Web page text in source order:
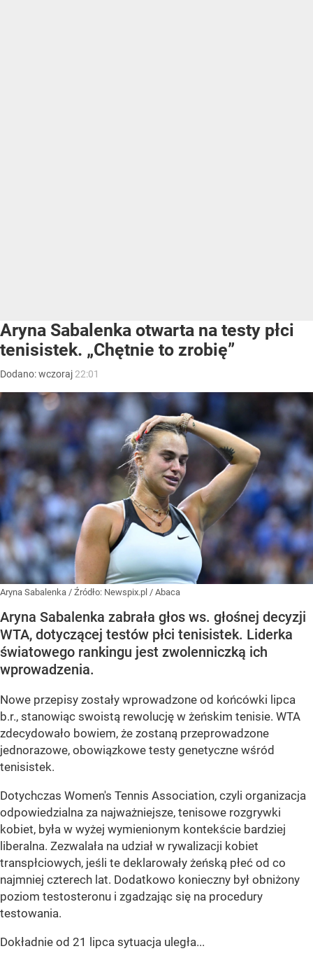
Aryna Sabalenka otwarta na testy płci
tenisistek. „Chętnie to zrobię”
Dodano:wczoraj 22:01
Aryna Sabalenka / Źródło: Newspix.pl / Abaca
Aryna Sabalenka zabrała głos ws. głośnej decyzji
WTA, dotyczącej testów płci tenisistek. Liderka
światowego rankingu jest zwolenniczką ich
wprowadzenia.
Nowe przepisy zostały wprowadzone od końcówki lipca
b.r., stanowiąc swoistą rewolucję w żeńskim tenisie. WTA
zdecydowało bowiem, że zostaną przeprowadzone
jednorazowe, obowiązkowe testy genetyczne wśród
tenisistek.
Dotychczas Women's Tennis Association, czyli organizacja
odpowiedzialna za najważniejsze, tenisowe rozgrywki
kobiet, była w wyżej wymienionym kontekście bardziej
liberalna. Zezwalała na udział w rywalizacji kobiet
transpłciowych, jeśli te deklarowały żeńską płeć od co
najmniej czterech lat. Dodatkowo konieczny był obniżony
poziom testosteronu i zgadzając się na procedury
testowania.
Dokładnie od 21 lipca sytuacja uległa...